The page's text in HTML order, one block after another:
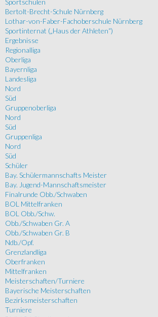
Sportschulen
Bertolt-Brecht-Schule Nürnberg
Lothar-von-Faber-Fachoberschule Nürnberg
Sportinternat („Haus der Athleten“)
Ergebnisse
Regionalliga
Oberliga
Bayernliga
Landesliga
Nord
Süd
Gruppenoberliga
Nord
Süd
Gruppenliga
Nord
Süd
Schüler
Bay. Schülermannschafts Meister
Bay. Jugend-Mannschaftsmeister
Finalrunde Obb./Schwaben
BOL Mittelfranken
BOL Obb./Schw.
Obb./Schwaben Gr. A
Obb./Schwaben Gr. B
Ndb./Opf.
Grenzlandliga
Oberfranken
Mittelfranken
Meisterschaften/Turniere
Bayerische Meisterschaften
Bezirksmeisterschaften
Turniere